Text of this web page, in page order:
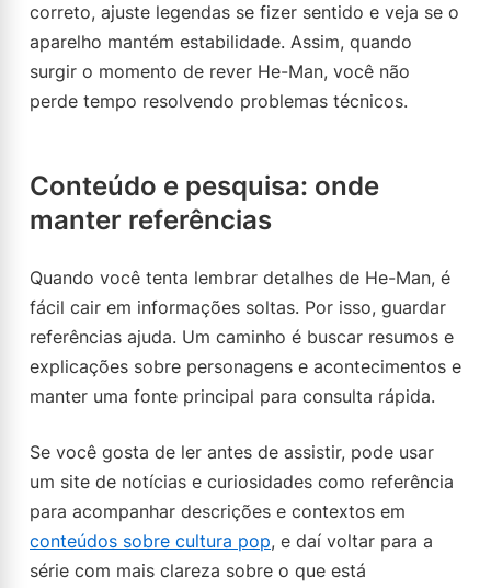
correto, ajuste legendas se fizer sentido e veja se o
aparelho mantém estabilidade. Assim, quando
surgir o momento de rever He-Man, você não
perde tempo resolvendo problemas técnicos.
Conteúdo e pesquisa: onde
manter referências
Quando você tenta lembrar detalhes de He-Man, é
fácil cair em informações soltas. Por isso, guardar
referências ajuda. Um caminho é buscar resumos e
explicações sobre personagens e acontecimentos e
manter uma fonte principal para consulta rápida.
Se você gosta de ler antes de assistir, pode usar
um site de notícias e curiosidades como referência
para acompanhar descrições e contextos em
conteúdos sobre cultura pop, e daí voltar para a
série com mais clareza sobre o que está